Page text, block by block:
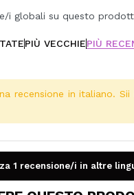
i globali su questo
PIÙ VECCHIEPIÙ
recensione in italiano.
1 recensione/i in altre